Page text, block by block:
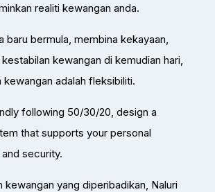
realiti kewangan anda.
baru bermula, membina kekayaan,
kewangan di kemudian hari,
kewangan adalah fleksibiliti.
following 50/30/20, design a
that supports your personal
security.
kewangan yang diperibadikan, Naluri